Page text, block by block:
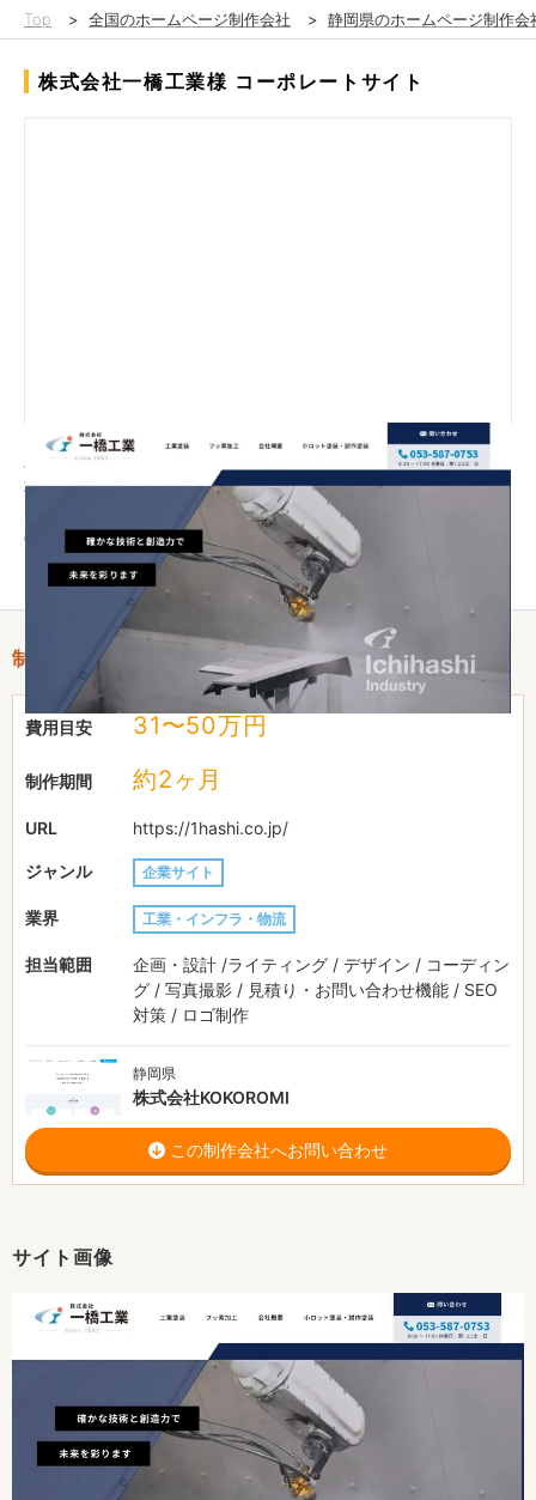
Top > 全国のホームページ制作会社 > 静岡県のホームページ制作会
株式会社一橋工業様 コーポレートサイト
工場内などを撮影させて頂いた写真を幅広く使用し、イメージ訴
求ができるようなデザインを心がけました。事業内容は、情報が
見やすく整理されたレイアウトとシンプルな配色で。Web流入で
の全国からの新規お問い合わせを継続的に獲得していただいてい
ます。
サイト画像
制作情報
費用目安 31〜50万円
制作期間 約2ヶ月
URL https://1hashi.co.jp/
ジャンル 企業サイト
業界 工業・インフラ・物流
担当範囲
企画・設計 /ライティング / デザイン / コーディン
グ / 写真撮影 / 見積り・お問い合わせ機能 / SEO
対策 / ロゴ制作
静岡県
株式会社KOKOROMI
この制作会社へお問い合わせ